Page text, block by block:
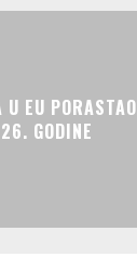
U EU PORASTAO
GODINE